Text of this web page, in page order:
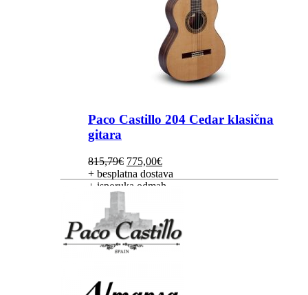
Paco Castillo 204 Cedar klasična
gitara
815,79€ Izvorna
cijena
bila
815,79€.
775,00€Trenutna
cijena
je:
+ besplatna dostava
+ isporuka odmah